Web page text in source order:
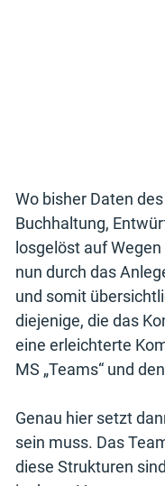
Wo bisher Daten
Buchhaltung,
losgelöst auf
nun durch das
und somit
diejenige, die das
eine erleichterte
MS „Teams“ und
Genau hier setzt
sein muss. Das
diese Strukturen